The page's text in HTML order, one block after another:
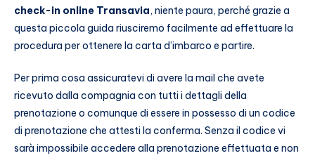
check-in online Transavia, niente paura, perché grazie a
questa piccola guida riusciremo facilmente ad effettuare la
procedura per ottenere la carta d’imbarco e partire.
Per prima cosa assicuratevi di avere la mail che avete
ricevuto dalla compagnia con tutti i dettagli della
prenotazione o comunque di essere in possesso di un codice
di prenotazione che attesti la conferma. Senza il codice vi
sarà impossibile accedere alla prenotazione effettuata e non